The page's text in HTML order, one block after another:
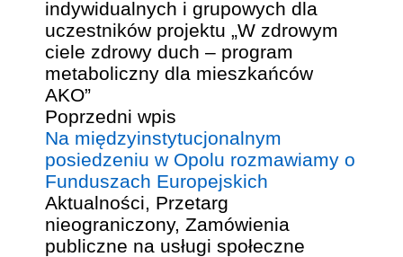
Poprzedni wpis
Na międzyinstytucjonalnym
posiedzeniu w Opolu rozmawiamy o
Funduszach Europejskich
Aktualności
Przetarg
nieograniczony, Zamówienia
publiczne na usługi społeczne